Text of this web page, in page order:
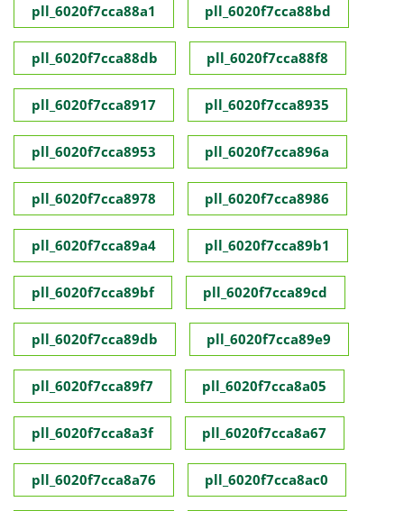
pll_6020f7cca88a1 pll_6020f7cca88bd
pll_6020f7cca88db pll_6020f7cca88f8
pll_6020f7cca8917 pll_6020f7cca8935
pll_6020f7cca8953 pll_6020f7cca896a
pll_6020f7cca8978 pll_6020f7cca8986
pll_6020f7cca89a4 pll_6020f7cca89b1
pll_6020f7cca89bf pll_6020f7cca89cd
pll_6020f7cca89db pll_6020f7cca89e9
pll_6020f7cca89f7 pll_6020f7cca8a05
pll_6020f7cca8a3f pll_6020f7cca8a67
pll_6020f7cca8a76 pll_6020f7cca8ac0